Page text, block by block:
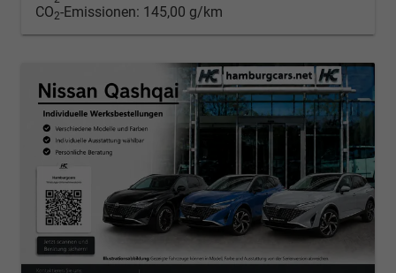
CO2-Emissionen: 145,00 g/km